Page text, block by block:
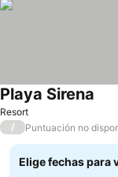
Resort
Playa Sirena
/ Puntuación no
Elige fechas para